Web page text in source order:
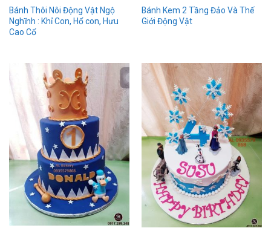
Bánh Thôi Nôi Động Vật Ngộ
Nghĩnh : Khỉ Con, Hổ con, Hưu
Cao Cổ
Bánh Kem 2 Tầng Đảo Và Thế
Giới Động Vật